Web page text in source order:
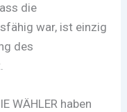
die
war, ist einzig
des
WÄHLER haben